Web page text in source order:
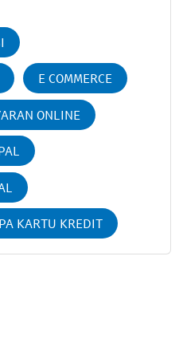
E COMMERCE
ONLINE
KARTU KREDIT